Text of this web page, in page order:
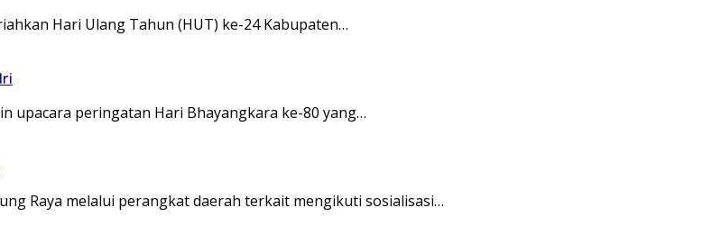
Hari Ulang Tahun (HUT) ke-24 Kabupaten…
upacara peringatan Hari Bhayangkara ke-80 yang…
Raya melalui perangkat daerah terkait mengikuti sosialisasi…